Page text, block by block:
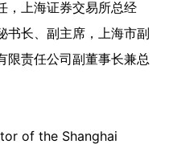
，上海证券交易所总经
书长、副主席，上海市副
限责任公司副董事长兼总
of the Shanghai